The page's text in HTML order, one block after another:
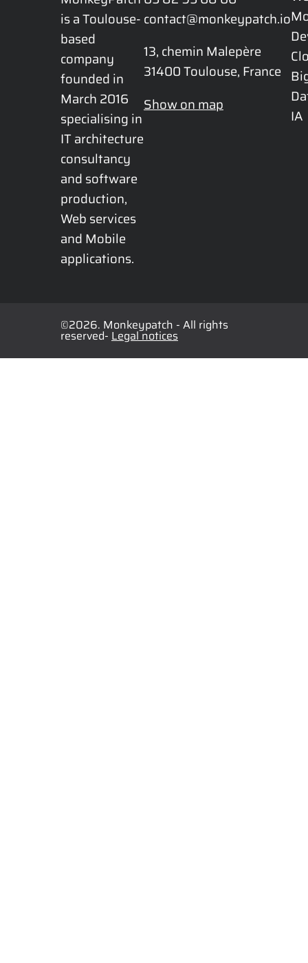
is a Toulouse-
based
company
founded in
March 2016
specialising in
IT architecture
consultancy
and software
production,
Web services
and Mobile
applications.
contact@monkeypatch.io
13, chemin Malepère
31400 Toulouse, France
Show on map
IA
©2026. Monkeypatch - All rights
reserved- Legal notices